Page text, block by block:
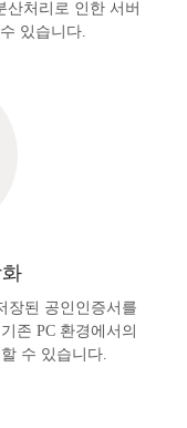
산처리로 인한 서버
있습니다.
장된 공인인증서를
존 PC 환경에서의
수 있습니다.